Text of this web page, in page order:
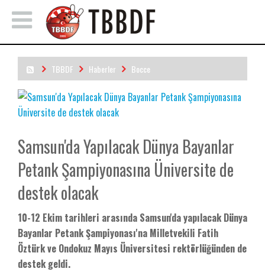
TBBDF Haberler
Bocce
Üniversite de destek olacak
Samsun'da Yapılacak Dünya Bayanlar
Petank Şampiyonasına Üniversite de
destek olacak
10-12 Ekim tarihleri arasında Samsun'da yapılacak Dünya
Bayanlar Petank Şampiyonası'na Milletvekili Fatih
Öztürk ve Ondokuz Mayıs Üniversitesi rektörlüğünden de
destek geldi.